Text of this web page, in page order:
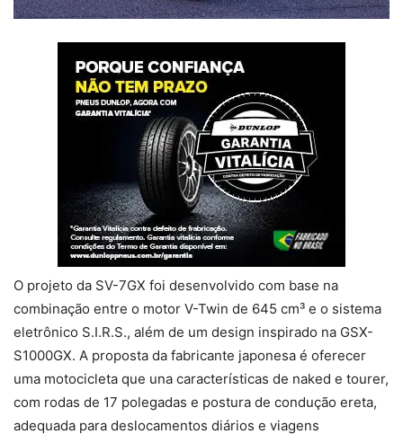
O projeto da SV-7GX foi desenvolvido com base na
combinação entre o motor V-Twin de 645 cm³ e o sistema
eletrônico S.I.R.S., além de um design inspirado na GSX-
S1000GX. A proposta da fabricante japonesa é oferecer
uma motocicleta que una características de naked e tourer,
com rodas de 17 polegadas e postura de condução ereta,
adequada para deslocamentos diários e viagens